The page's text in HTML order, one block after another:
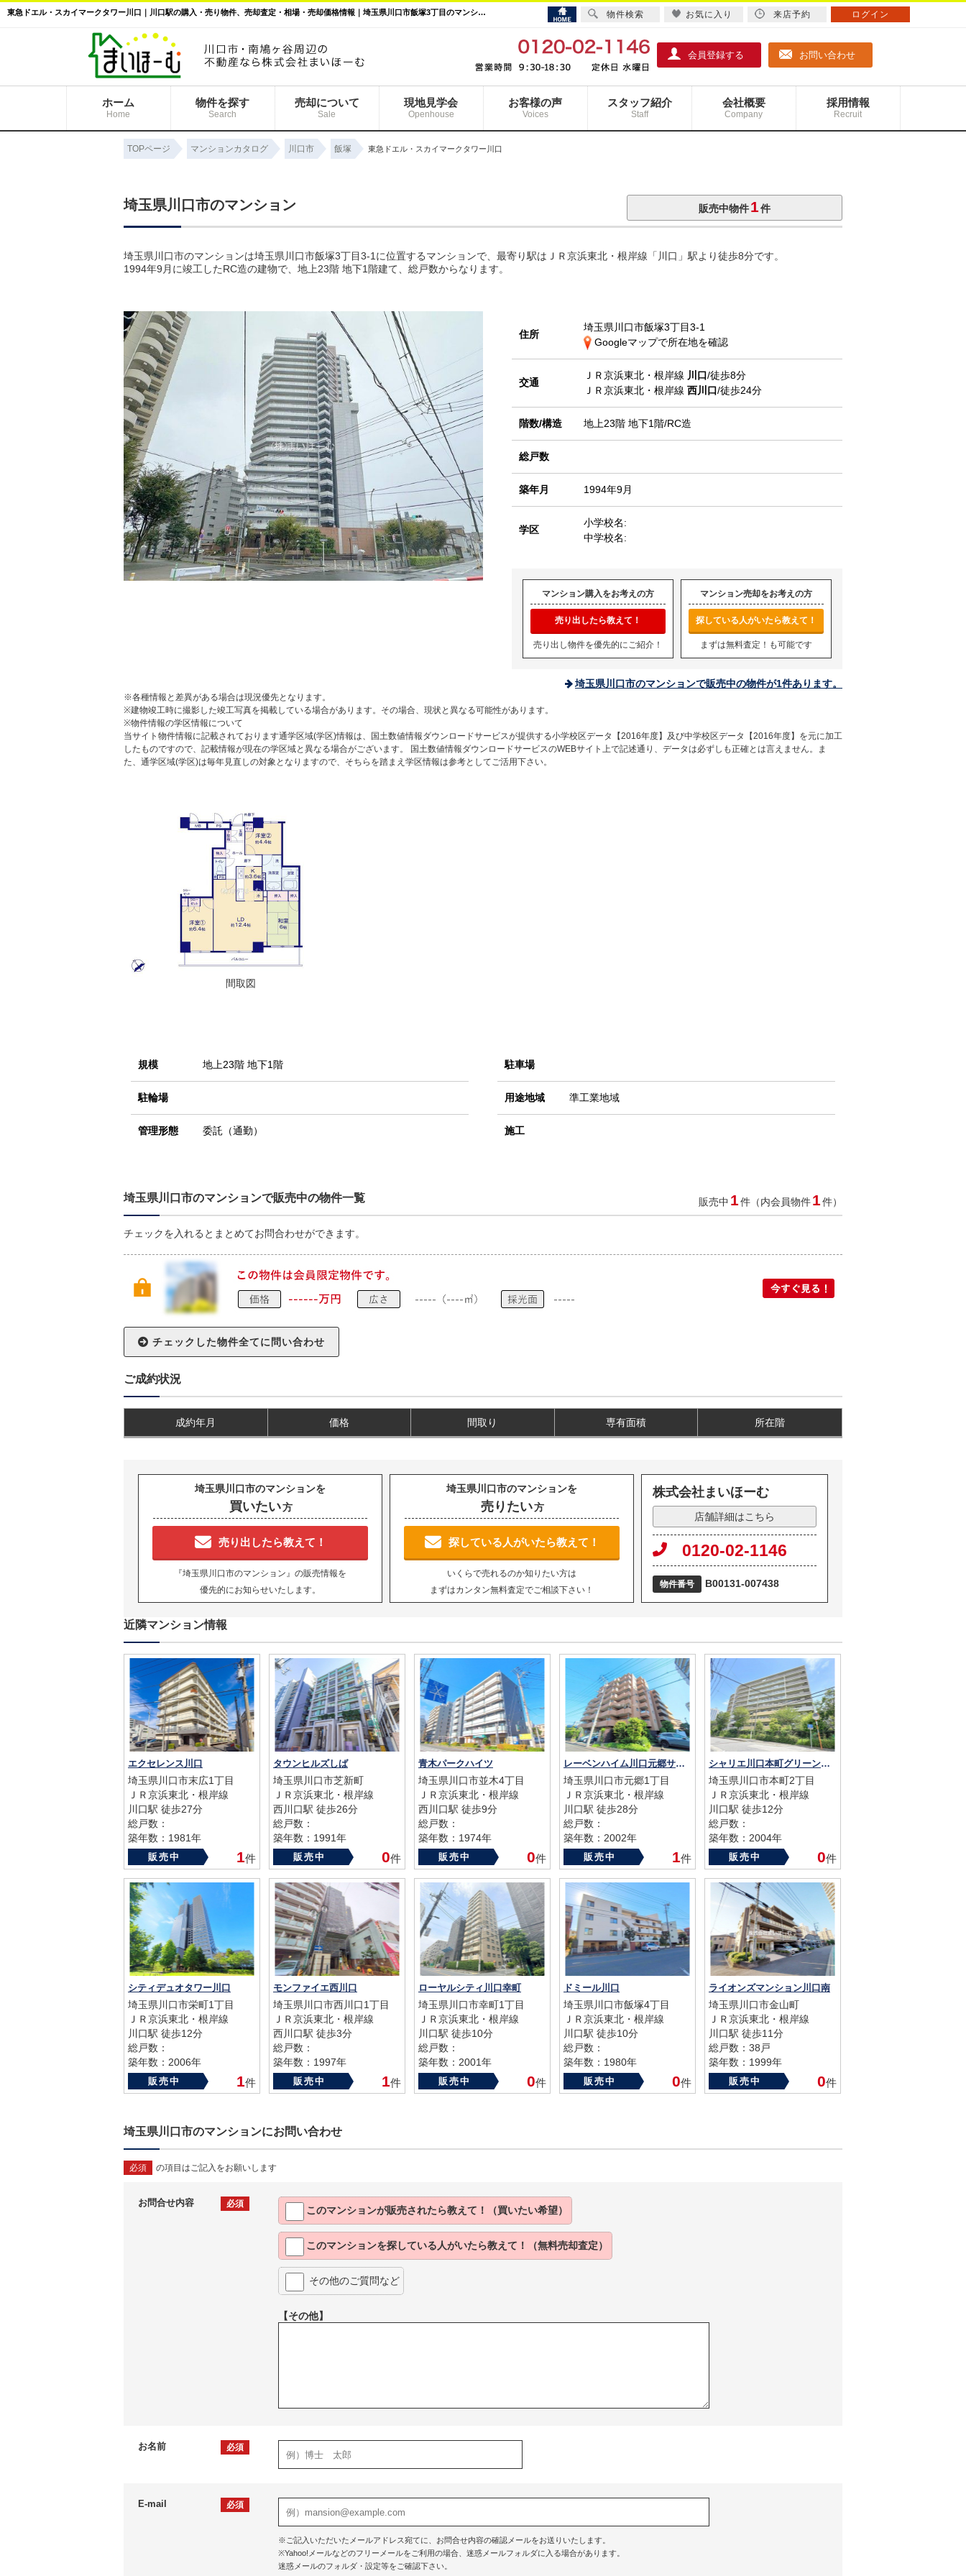
東急ドエル・スカイマークタワー川口｜川口駅の購入・売り物件、売却査定・相場・売却価格情報｜埼玉県川口市飯塚3丁目のマンション情報｜まいほーむ
会員登録する お問い合わせ
ホーム
Home
物件を探す
Search
売却について
Sale
現地見学会
Openhouse
お客様の声
Voices
スタッフ紹介
Staff
会社概要
Company
採用情報
Recruit
TOPページ マンションカタログ 川口市 飯塚 東急ドエル・スカイマークタワー川口
埼玉県川口市のマンション 販売中物件1件
埼玉県川口市のマンションは埼玉県川口市飯塚3丁目3-1に位置するマンションで、最寄り駅はＪＲ京浜東北・根岸線「川口」駅より徒歩8分です。
1994年9月に竣工したRC造の建物で、地上23階 地下1階建て、総戸数からなります。
住所
埼玉県川口市飯塚3丁目3-1
Googleマップで所在地を確認
交通
ＪＲ京浜東北・根岸線 川口/徒歩8分
ＪＲ京浜東北・根岸線 西川口/徒歩24分
階数/構造 地上23階 地下1階/RC造
総戸数
築年月 1994年9月
学区
小学校名:
中学校名:
マンション購入をお考えの方
売り出したら教えて！
売り出し物件を優先的にご紹介！
マンション売却をお考えの方
探している人がいたら教えて！
まずは無料査定！も可能です
埼玉県川口市のマンションで販売中の物件が1件あります。
※各種情報と差異がある場合は現況優先となります。
※建物竣工時に撮影した竣工写真を掲載している場合があります。その場合、現状と異なる可能性があります。
※物件情報の学区情報について
当サイト物件情報に記載されております通学区域(学区)情報は、国土数値情報ダウンロードサービスが提供する小学校区データ【2016年度】及び中学校区データ【2016年度】を元に加工
したものですので、記載情報が現在の学区域と異なる場合がございます。 国土数値情報ダウンロードサービスのWEBサイト上で記述通り、データは必ずしも正確とは言えません。ま
た、通学区域(学区)は毎年見直しの対象となりますので、そちらを踏まえ学区情報は参考としてご活用下さい。
間取図
規模 地上23階 地下1階
駐輪場
管理形態 委託（通勤）
駐車場
用途地域 準工業地域
施工
埼玉県川口市のマンションで販売中の物件一覧 販売中 1件（内会員物件1件）
チェックを入れるとまとめてお問合わせができます。
ご成約状況
成約年月 価格 間取り 専有面積 所在階
埼玉県川口市のマンションを
買いたい方
売り出したら教えて！
『埼玉県川口市のマンション』の販売情報を
優先的にお知らせいたします。
埼玉県川口市のマンションを
売りたい方
探している人がいたら教えて！
いくらで売れるのか知りたい方は
まずはカンタン無料査定でご相談下さい！
株式会社まいほーむ
店舗詳細はこちら
0120-02-1146
物件番号 B00131-007438
近隣マンション情報
エクセレンス川口
埼玉県川口市末広1丁目
ＪＲ京浜東北・根岸線
川口駅 徒歩27分
総戸数：
築年数：1981年
販売中 1件
タウンヒルズしば
埼玉県川口市芝新町
ＪＲ京浜東北・根岸線
西川口駅 徒歩26分
総戸数：
築年数：1991年
販売中 0件
青木パークハイツ
埼玉県川口市並木4丁目
ＪＲ京浜東北・根岸線
西川口駅 徒歩9分
総戸数：
築年数：1974年
販売中 0件
レーベンハイム川口元郷サザンテラス
埼玉県川口市元郷1丁目
ＪＲ京浜東北・根岸線
川口駅 徒歩28分
総戸数：
築年数：2002年
販売中 1件
シャリエ川口本町グリーンマークス
埼玉県川口市本町2丁目
ＪＲ京浜東北・根岸線
川口駅 徒歩12分
総戸数：
築年数：2004年
販売中 0件
シティデュオタワー川口
埼玉県川口市栄町1丁目
ＪＲ京浜東北・根岸線
川口駅 徒歩12分
総戸数：
築年数：2006年
販売中 1件
モンファイエ西川口
埼玉県川口市西川口1丁目
ＪＲ京浜東北・根岸線
西川口駅 徒歩3分
総戸数：
築年数：1997年
販売中 1件
ローヤルシティ川口幸町
埼玉県川口市幸町1丁目
ＪＲ京浜東北・根岸線
川口駅 徒歩10分
総戸数：
築年数：2001年
販売中 0件
ドミール川口
埼玉県川口市飯塚4丁目
ＪＲ京浜東北・根岸線
川口駅 徒歩10分
総戸数：
築年数：1980年
販売中 0件
ライオンズマンション川口南
埼玉県川口市金山町
ＪＲ京浜東北・根岸線
川口駅 徒歩11分
総戸数：38戸
築年数：1999年
販売中 0件
埼玉県川口市のマンションにお問い合わせ
必須 の項目はご記入をお願いします
お問合せ内容 必須
このマンションが販売されたら教えて！（買いたい希望）
このマンションを探している人がいたら教えて！（無料売却査定）
その他のご質問など
【その他】
お名前 必須
E-mail 必須
※ご記入いただいたメールアドレス宛てに、お問合せ内容の確認メールをお送りいたします。
※Yahoo!メールなどのフリーメールをご利用の場合、迷惑メールフォルダに入る場合があります。
迷惑メールのフォルダ・設定等をご確認下さい。
物件検索 お気に入り 来店予約 ログイン